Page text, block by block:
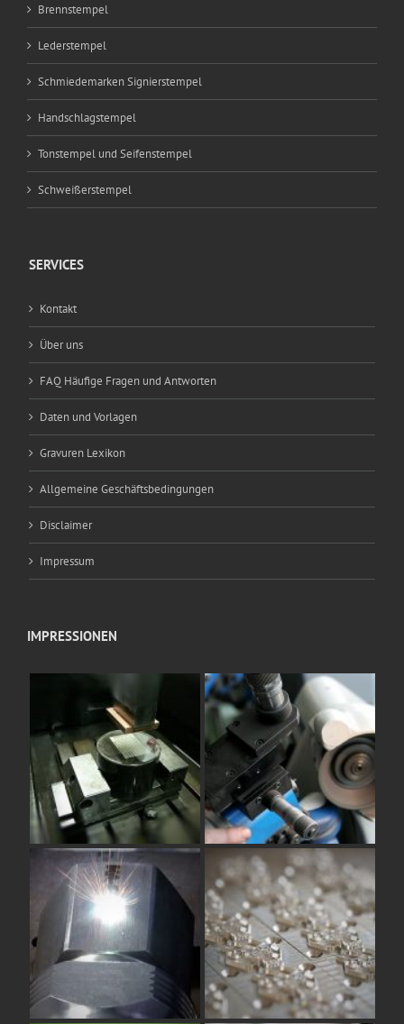
Brennstempel
Lederstempel
Schmiedemarken Signierstempel
Handschlagstempel
Tonstempel und Seifenstempel
Schweißerstempel
SERVICES
Kontakt
Über uns
FAQ Häufige Fragen und Antworten
Daten und Vorlagen
Gravuren Lexikon
Allgemeine Geschäftsbedingungen
Disclaimer
Impressum
IMPRESSIONEN